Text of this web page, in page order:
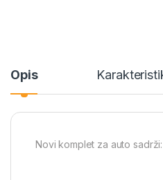
Opis
Novi komplet za auto sadrži: